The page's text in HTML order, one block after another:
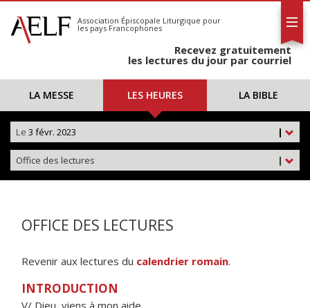
S'abonner
Calendrier
Association Épiscopale Liturgique pour
les pays Francophones
Recevez gratuitement
les lectures du jour par courriel
LA MESSE LES HEURES LA BIBLE
|
Le 3 févr. 2023
|
Office des lectures
OFFICE DES LECTURES
Revenir aux lectures du calendrier romain.
INTRODUCTION
V/ Dieu, viens à mon aide,